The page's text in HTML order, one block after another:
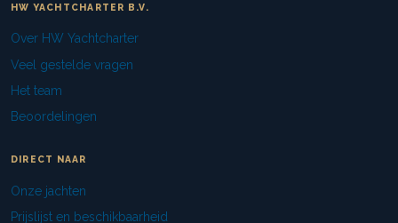
HW YACHTCHARTER B.V.
Over HW Yachtcharter
Veel gestelde vragen
Het team
Beoordelingen
DIRECT NAAR
Onze jachten
Prijslijst en beschikbaarheid